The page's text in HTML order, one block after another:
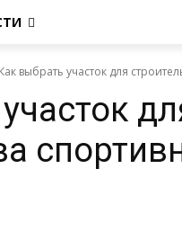
Как выбрать участок для